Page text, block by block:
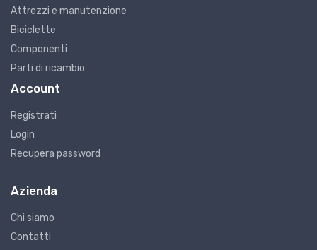
Attrezzi e manutenzione
Biciclette
Componenti
Parti di ricambio
Account
Registrati
Login
Recupera password
Azienda
Chi siamo
Contatti